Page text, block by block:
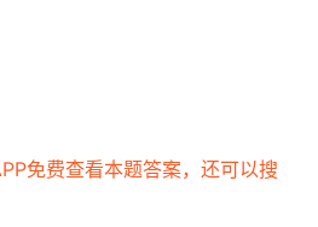
免费查看本题答案，还可以搜